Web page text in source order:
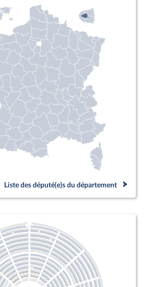
Liste des député(e)s du département